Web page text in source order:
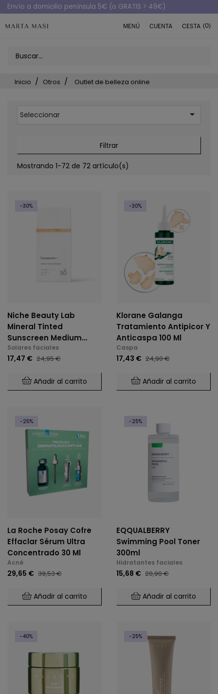
Envío a domicilio península 5€ (o GRATIS > 49€)
MENÚ CUENTA CESTA (0)
Inicio Otros Outlet de belleza online
Seleccionar 
Filtrar
Mostrando 1-72 de 72 artículo(s)
-30%
Niche Beauty Lab
Mineral Tinted
Sunscreen Medium
SPF50 100 Ml
Solares faciales
17,47 € 24,95 €
Añadir al carrito
-30%
Klorane Galanga
Tratamiento Antipicor Y
Anticaspa 100 Ml
Caspa
17,43 € 24,90 €
Añadir al carrito
-25%
La Roche Posay Cofre
Effaclar Sérum Ultra
Concentrado 30 Ml
Acné
29,65 € 39,53 €
Añadir al carrito
-25%
EQQUALBERRY
Swimming Pool Toner
300ml
Hidratantes faciales
15,68 € 20,90 €
Añadir al carrito
-40% -25%